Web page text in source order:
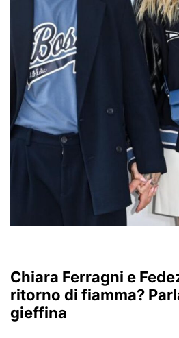
Chiara Ferragni e
ritorno di fiamma?
gieffina